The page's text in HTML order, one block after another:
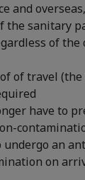
and
the sanitary
of the
of travel (the
have to
an
on